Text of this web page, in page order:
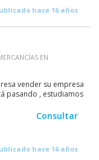
hace 16 años
EN
vender su empresa
pasando , estudiamos
Consultar
hace 16 años